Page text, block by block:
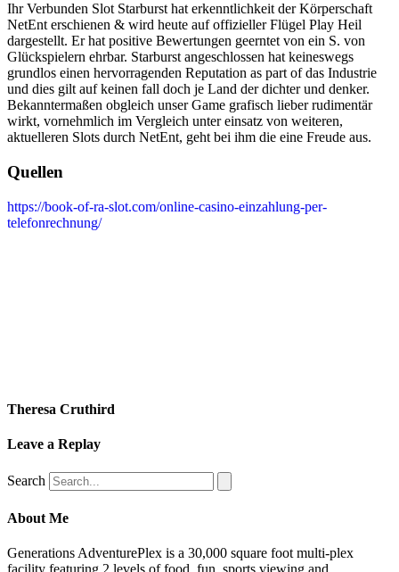
Ihr Verbunden Slot Starburst hat erkenntlichkeit der Körperschaft
NetEnt erschienen & wird heute auf offizieller Flügel Play Heil
dargestellt. Er hat positive Bewertungen geerntet von ein S. von
Glückspielern ehrbar. Starburst angeschlossen hat keineswegs
grundlos einen hervorragenden Reputation as part of das Industrie
und dies gilt auf keinen fall doch je Land der dichter und denker.
Bekanntermaßen obgleich unser Game grafisch lieber rudimentär
wirkt, vornehmlich im Vergleich unter einsatz von weiteren,
aktuelleren Slots durch NetEnt, geht bei ihm die eine Freude aus.
Quellen
https://book-of-ra-slot.com/online-casino-einzahlung-per-
telefonrechnung/
Theresa Cruthird
Leave a Replay
Search
About Me
Generations AdventurePlex is a 30,000 square foot multi-plex
facility featuring 2 levels of food, fun, sports viewing and